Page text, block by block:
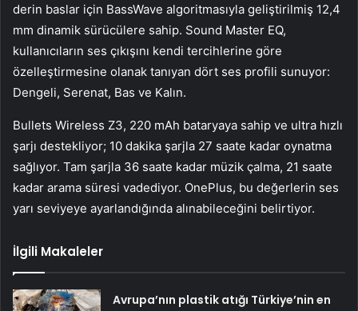
derin baslar için BassWave algoritmasıyla geliştirilmiş 12,4
mm dinamik sürücülere sahip. Sound Master EQ,
kullanıcıların ses çıkışını kendi tercihlerine göre
özelleştirmesine olanak tanıyan dört ses profili sunuyor:
Dengeli, Serenat, Bas ve Kalın.
Bullets Wireless Z3, 220 mAh bataryaya sahip ve ultra hızlı
şarjı destekliyor; 10 dakika şarjla 27 saate kadar oynatma
sağlıyor. Tam şarjla 36 saate kadar müzik çalma, 21 saate
kadar arama süresi vadediyor. OnePlus, bu değerlerin ses
yarı seviyeye ayarlandığında alınabileceğini belirtiyor.
İlgili Makaleler
Avrupa’nın plastik atığı Türkiye’nin en